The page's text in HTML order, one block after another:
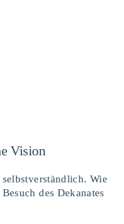
Vision
Wie
des Dekanates